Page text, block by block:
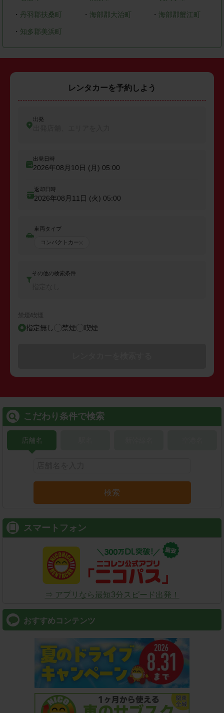
・ 丹羽郡扶桑町 ・ 海部郡大治町 ・ 海部郡蟹江町
・ 知多郡美浜町
レンタカーを予約しよう
出発
出発日時
2026年08月10日 (月) 05:00
返却日時
2026年08月11日 (火) 05:00
車両タイプ
コンパクトカー
その他の検索条件
禁煙/喫煙
指定無し 禁煙 喫煙
こだわり条件で検索
店舗名
検索
スマートフォン
⇒ アプリなら最短3分スピード出発！
おすすめコンテンツ